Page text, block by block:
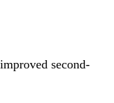
second-